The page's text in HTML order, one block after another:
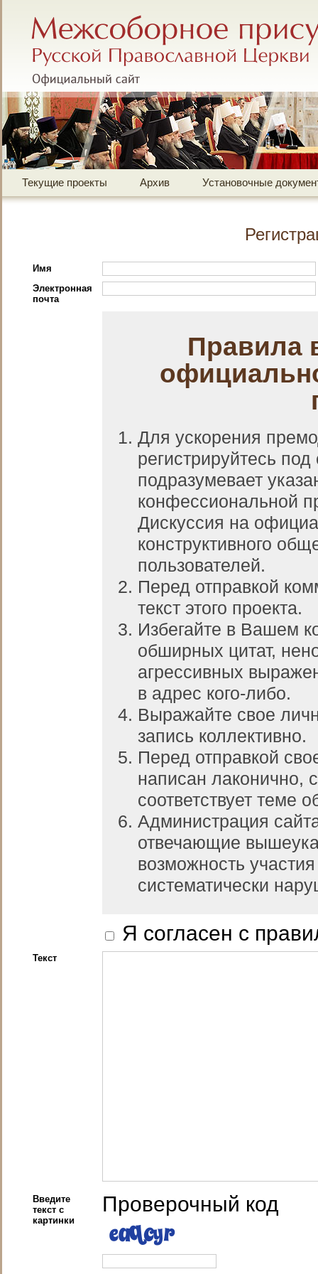
Межсоборное присутствие Русской
Официальный сайт
Текущие проекты Архив Установочные
Имя
Электронная
почта
Правила
Для ускорения
регистрируйтесь
подразумевает
конфессиональной
Дискуссия на
конструктивного
пользователей.
Перед отправкой
текст этого проекта.
Избегайте в Вашем
обширных цитат,
агрессивных
в адрес кого-либо.
Выражайте свое
запись коллективно.
Перед отправкой
написан лаконично,
соответствует теме
Администрация
отвечающие
возможность
систематически
Я согласен с
Текст
Введите
текст с
картинки
Проверочный код